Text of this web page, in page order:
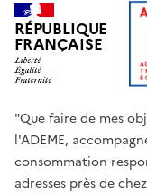
RÉPUBLIQUE
FRANÇAISE
"Que faire de mes
l'ADEME,
consommation
adresses près de